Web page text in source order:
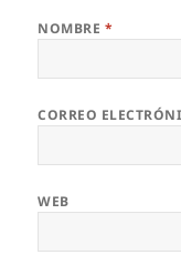
NOMBRE *
CORREO
WEB